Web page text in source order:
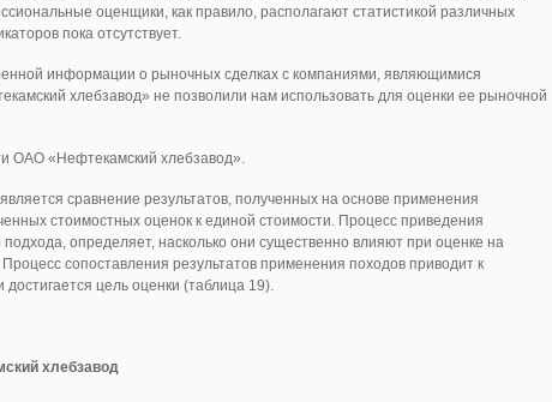
оценщики, как правило, располагают статистикой различных
пока отсутствует.
информации о рыночных сделках с компаниями, являющимися
хлебзавод» не позволили нам использовать для оценки ее рыночной
ОАО «Нефтекамский хлебзавод».
сравнение результатов, полученных на основе применения
стоимостных оценок к единой стоимости. Процесс приведения
определяет, насколько они существенно влияют при оценке на
сопоставления результатов применения походов приводит к
цель оценки (таблица 19).
хлебзавод